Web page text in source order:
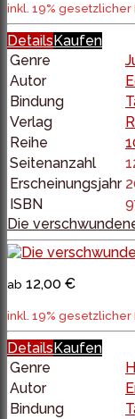
inkl. 19% gesetzlicher
Details Kaufen
Genre
Autor
Bindung
Verlag
Reihe
Seitenanzahl
Erscheinungsjahr
ISBN
Die
ab 12,00 €
inkl. 19% gesetzlicher
Details Kaufen
Genre
Autor
Bindung